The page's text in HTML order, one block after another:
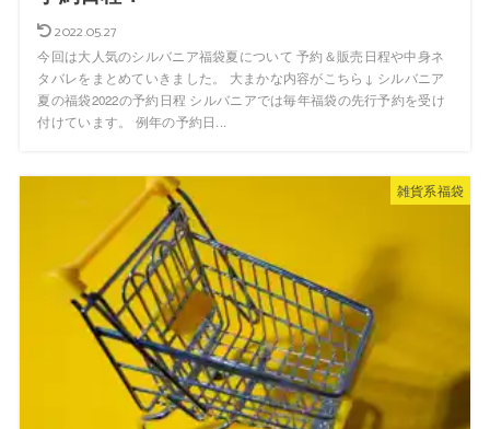
2022.05.27
今回は大人気のシルバニア福袋夏について 予約＆販売日程や中身ネ
タバレをまとめていきました。 大まかな内容がこちら↓ シルバニア
夏の福袋2022の予約日程 シルバニアでは毎年福袋の先行予約を受け
付けています。 例年の予約日...
雑貨系福袋